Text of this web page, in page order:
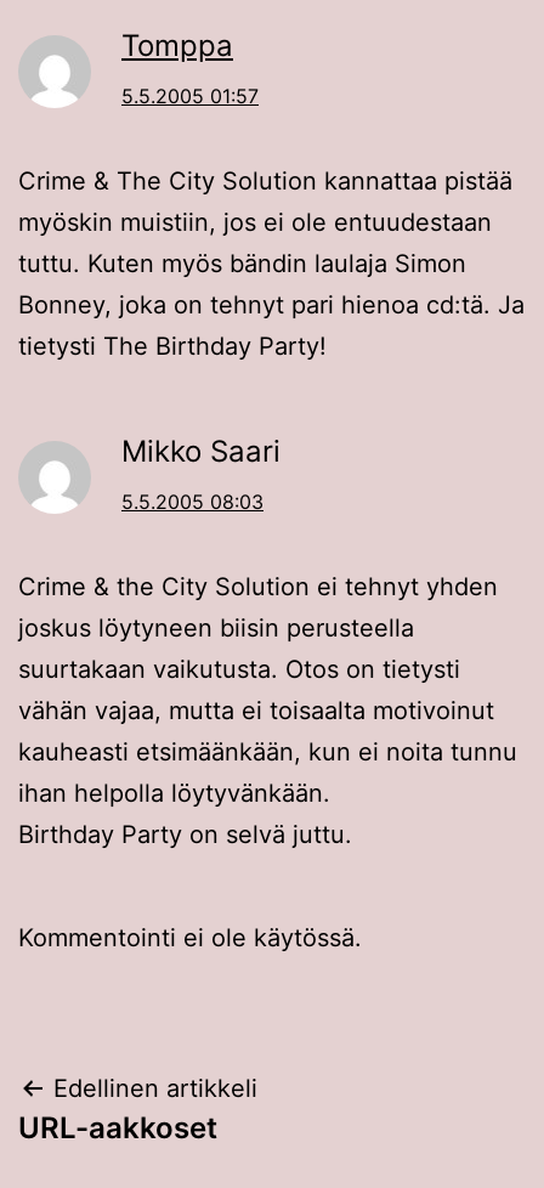
Tomppa
5.5.2005 01:57
Crime & The City Solution kannattaa pistää
myöskin muistiin, jos ei ole entuudestaan
tuttu. Kuten myös bändin laulaja Simon
Bonney, joka on tehnyt pari hienoa cd:tä. Ja
tietysti The Birthday Party!
Mikko Saari
5.5.2005 08:03
Crime & the City Solution ei tehnyt yhden
joskus löytyneen biisin perusteella
suurtakaan vaikutusta. Otos on tietysti
vähän vajaa, mutta ei toisaalta motivoinut
kauheasti etsimäänkään, kun ei noita tunnu
ihan helpolla löytyvänkään.
Birthday Party on selvä juttu.
Kommentointi ei ole käytössä.
Artikkelien
selaus
Edellinen artikkeli
URL-aakkoset